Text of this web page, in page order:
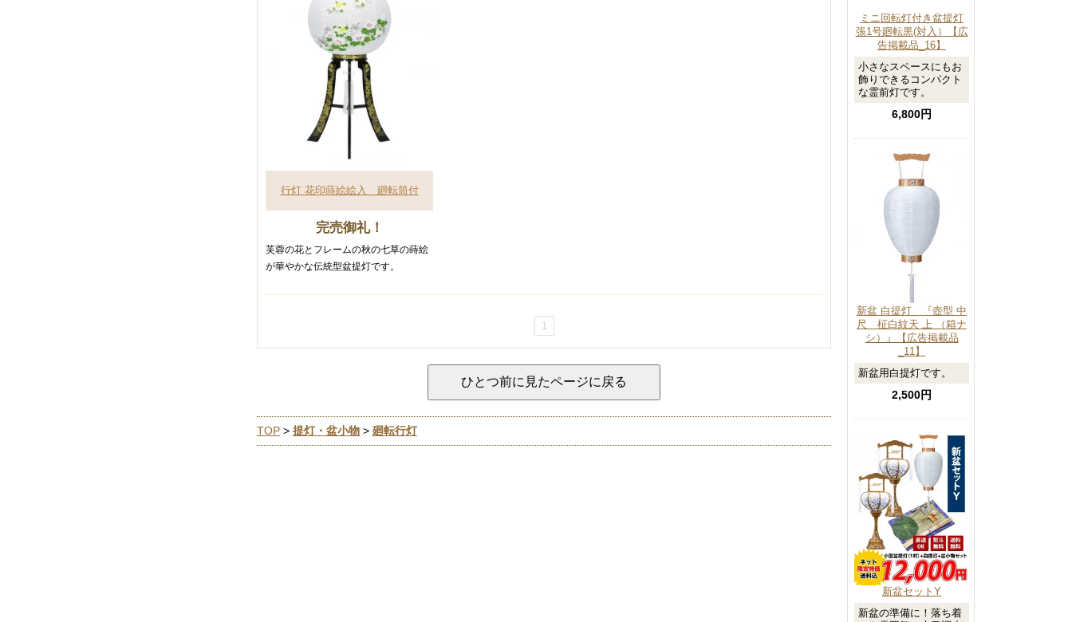
行灯 花印蒔絵絵入 廻転筒付
完売御礼！
芙蓉の花とフレームの秋の七草の蒔絵
が華やかな伝統型盆提灯です。
1
TOP > 提灯・盆小物 > 廻転行灯
ミニ回転灯付き盆提灯
張1号廻転黒(対入）【広
告掲載品_16】
小さなスペースにもお
飾りできるコンパクト
な霊前灯です。
6,800円
新盆 白提灯 『壺型 中
尺 柾白紋天 上 （箱ナ
シ）』【広告掲載品
_11】
新盆用白提灯です。
2,500円
新盆セットY
新盆の準備に！落ち着